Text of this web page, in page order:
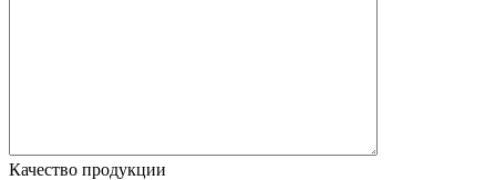
Качество продукции